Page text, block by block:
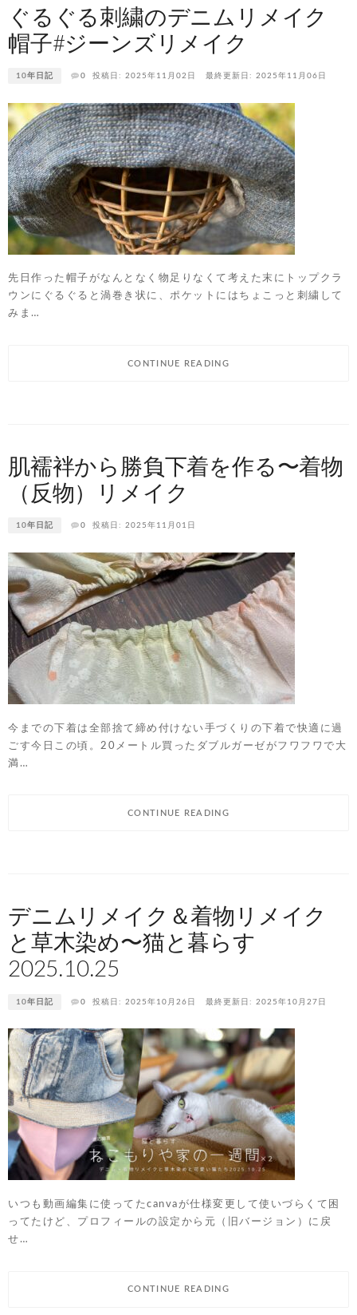
ぐるぐる刺繍のデニムリメイク
帽子#ジーンズリメイク
10年日記 0 投稿日: 2025年11月02日 最終更新日: 2025年11月06日
先日作った帽子がなんとなく物足りなくて考えた末にトップクラ
ウンにぐるぐると渦巻き状に、ポケットにはちょこっと刺繍して
みま…
CONTINUE READING
肌襦袢から勝負下着を作る〜着物
（反物）リメイク
10年日記 0 投稿日: 2025年11月01日
今までの下着は全部捨て締め付けない手づくりの下着で快適に過
ごす今日この頃。20メートル買ったダブルガーゼがフワフワで大
満…
CONTINUE READING
デニムリメイク＆着物リメイク
と草木染め〜猫と暮らす
2025.10.25
10年日記 0 投稿日: 2025年10月26日 最終更新日: 2025年10月27日
いつも動画編集に使ってたcanvaが仕様変更して使いづらくて困
ってたけど、プロフィールの設定から元（旧バージョン）に戻
せ…
CONTINUE READING